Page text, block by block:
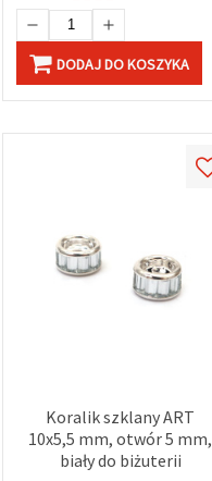
DODAJ DO KOSZYKA
Koralik szklany ART
10x5,5 mm, otwór 5 mm,
biały do biżuterii